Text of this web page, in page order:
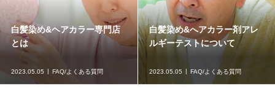
白髪染め&ヘアカラー専門店
とは
2023.05.05 FAQ/よくある質問
白髪染め&へアカラー剤アレ
ルギーテストについて
2023.05.05 FAQ/よくある質問